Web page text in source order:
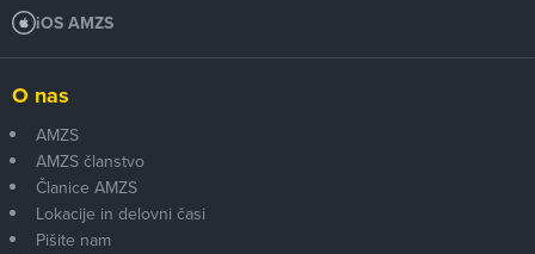
iOS AMZS
O nas
AMZS
AMZS članstvo
Članice AMZS
Lokacije in delovni časi
Pišite nam